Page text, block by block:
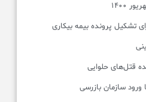
۱۴۰۰
تشکیل پرونده بیمه بیکاری
قتل‌های حلوایی
سازمان بازرسی